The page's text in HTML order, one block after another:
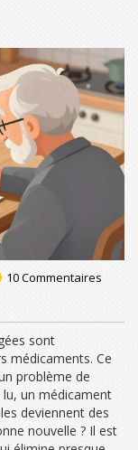
10 Commentaires
sont
médicaments. Ce
problème de
un médicament
deviennent des
nouvelle ? Il est